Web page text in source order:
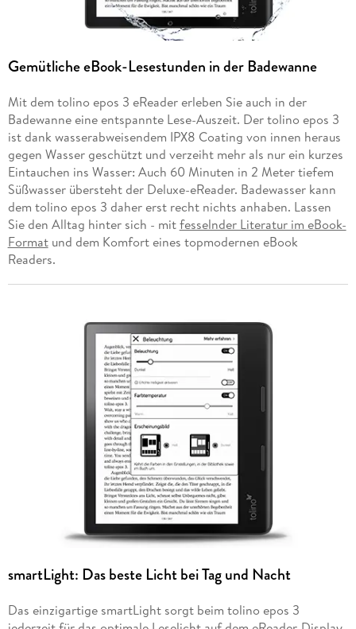
Gemütliche eBook-Lesestunden in der Badewanne
Mit dem tolino epos 3 eReader erleben Sie auch in der
Badewanne eine entspannte Lese-Auszeit. Der tolino epos 3
ist dank wasserabweisendem IPX8 Coating von innen heraus
gegen Wasser geschützt und verzeiht mehr als nur ein kurzes
Eintauchen ins Wasser: Auch 60 Minuten in 2 Meter tiefem
Süßwasser übersteht der Deluxe-eReader. Badewasser kann
dem tolino epos 3 daher erst recht nichts anhaben. Lassen
Sie den Alltag hinter sich - mitfesselnder Literatur im eBook-
Formatund dem Komfort eines topmodernen eBook
Readers.
smartLight: Das beste Licht bei Tag und Nacht
Das einzigartige smartLight sorgt beim tolino epos 3